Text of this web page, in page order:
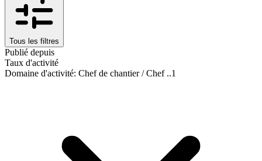
Tous les filtres
Publié depuis
Taux d'activité
Domaine d'activité: Chef de chantier / Chef ..1